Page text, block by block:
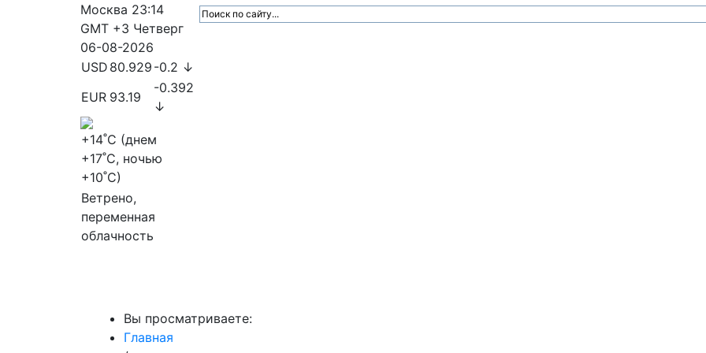
Москва 23:14
GMT +3 Четверг
06-08-2026
USD 80.929 -0.2 ↓
EUR 93.19
-0.392
↓
+14˚C (днем
+17˚C, ночью
+10˚C)
Ветрено,
переменная
облачность
Вы просматриваете:
Главная